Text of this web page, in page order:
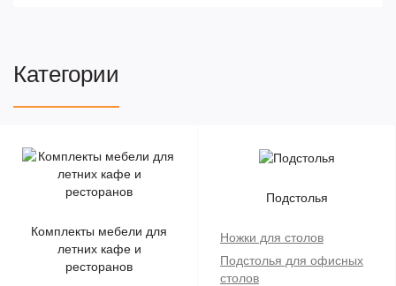
Категории
Комплекты мебели для
летних кафе и
ресторанов
Подстолья
Ножки для столов
Подстолья для офисных
столов